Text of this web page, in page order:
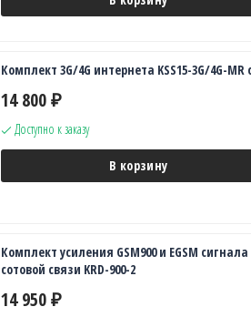
Комплект 3G/4G интернета KSS15-3G/4G-MR
14 800 ₽
Доступно к заказу
В корзину
Комплект усиления GSM900 и EGSM сигнала
сотовой связи KRD-900-2
14 950 ₽